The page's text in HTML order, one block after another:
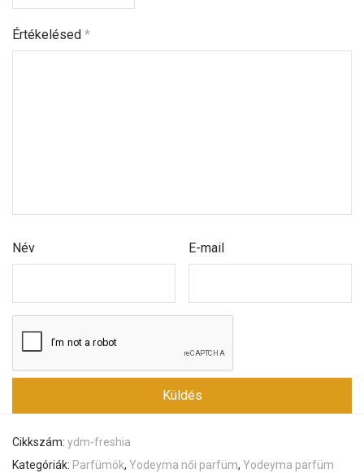
Értékelésed *
Név E-mail
Cikkszám: ydm-freshia
Kategóriák: Parfümök, Yodeyma női parfüm, Yodeyma parfüm